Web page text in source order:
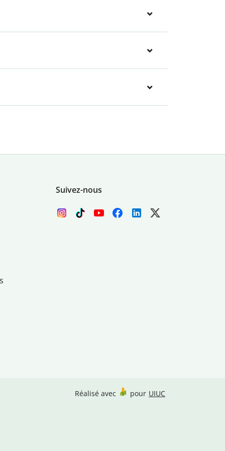
Suivez-nous
Réalisé avec pour UIUC